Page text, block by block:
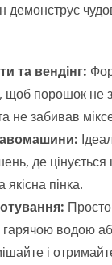
демонструє
та вендінг:
щоб порошок не
не забивав
де цінується
якісна пінка.
Просто
гарячою водою
і